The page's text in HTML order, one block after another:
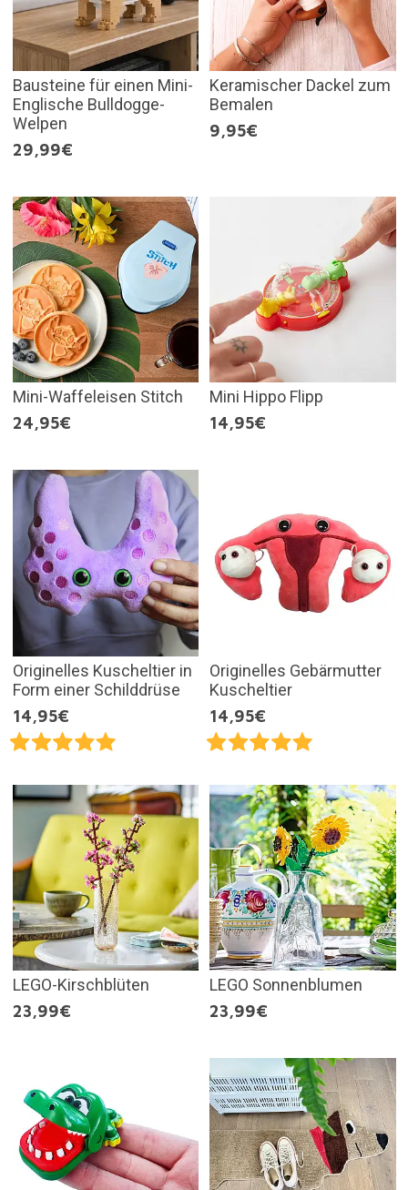
Bausteine für einen Mini-
Englische Bulldogge-
Welpen
29,99€
Keramischer Dackel zum
Bemalen
9,95€
Mini-Waffeleisen Stitch
24,95€
Mini Hippo Flipp
14,95€
Originelles Kuscheltier in
Form einer Schilddrüse
14,95€
Originelles Gebärmutter
Kuscheltier
14,95€
LEGO-Kirschblüten
23,99€
LEGO Sonnenblumen
23,99€